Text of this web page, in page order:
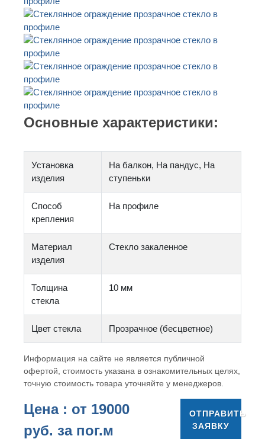
Основные характеристики:
Установка
изделия
На балкон, На пандус, На
ступеньки
Способ
крепления
На профиле
Материал
изделия
Стекло закаленное
Толщина
стекла
10 мм
Цвет стекла Прозрачное (бесцветное)
Информация на сайте не является публичной
офертой, стоимость указана в ознакомительных целях,
точную стоимость товара уточняйте у менеджеров.
Цена : от 19000
руб. за пог.м
ОТПРАВИТЬ
ЗАЯВКУ